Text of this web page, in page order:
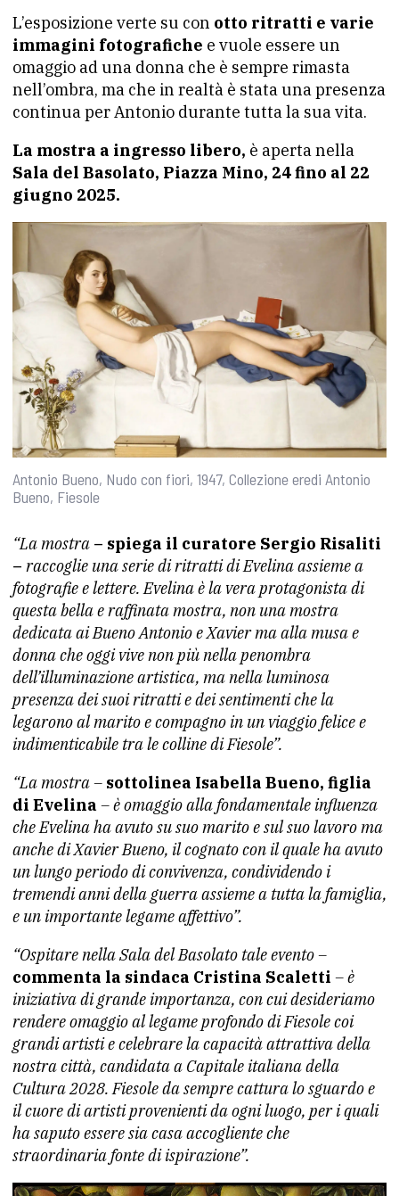
L’esposizione verte su con otto ritratti e varie
immagini fotografiche e vuole essere un
omaggio ad una donna che è sempre rimasta
nell’ombra, ma che in realtà è stata una presenza
continua per Antonio durante tutta la sua vita.
La mostra a ingresso libero, è aperta nella
Sala del Basolato, Piazza Mino, 24 fino al 22
giugno 2025.
Antonio Bueno, Nudo con fiori, 1947, Collezione eredi Antonio
Bueno, Fiesole
“La mostra – spiega il curatore Sergio Risaliti
– raccoglie una serie di ritratti di Evelina assieme a
fotografie e lettere. Evelina è la vera protagonista di
questa bella e raffinata mostra, non una mostra
dedicata ai Bueno Antonio e Xavier ma alla musa e
donna che oggi vive non più nella penombra
dell’illuminazione artistica, ma nella luminosa
presenza dei suoi ritratti e dei sentimenti che la
legarono al marito e compagno in un viaggio felice e
indimenticabile tra le colline di Fiesole”.
“La mostra – sottolinea Isabella Bueno, figlia
di Evelina – è omaggio alla fondamentale influenza
che Evelina ha avuto su suo marito e sul suo lavoro ma
anche di Xavier Bueno, il cognato con il quale ha avuto
un lungo periodo di convivenza, condividendo i
tremendi anni della guerra assieme a tutta la famiglia,
e un importante legame affettivo”.
“Ospitare nella Sala del Basolato tale evento –
commenta la sindaca Cristina Scaletti – è
iniziativa di grande importanza, con cui desideriamo
rendere omaggio al legame profondo di Fiesole coi
grandi artisti e celebrare la capacità attrattiva della
nostra città, candidata a Capitale italiana della
Cultura 2028. Fiesole da sempre cattura lo sguardo e
il cuore di artisti provenienti da ogni luogo, per i quali
ha saputo essere sia casa accogliente che
straordinaria fonte di ispirazione”.